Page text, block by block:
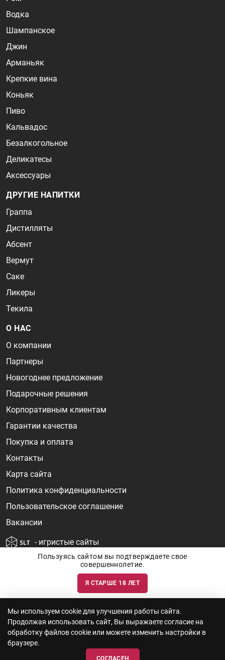
Водка
Шампанское
Джин
Арманьяк
Крепкие вина
Коньяк
Пиво
Кальвадос
Безалкогольное
Деликатесы
Аксессуары
ДРУГИЕ НАПИТКИ
Граппа
Дистилляты
Абсент
Вермут
Саке
Ликеры
Текила
О НАС
О компании
Партнеры
Новогоднее предложение
Подарочные решения
Корпоративным клиентам
Гарантии качества
Покупка и оплата
Контакты
Карта сайта
Политика конфиденциальности
Пользовательское соглашение
Вакансии
- игристые сайты
Информация о ценах и наличии товаров носит ознакомительный
характер и может быть не точной. Цены на импортные товары особенно
актуальности наличия товаров и цен вы так же можете уточнить по
телефону+7 (812) 715 06-66с 11-22 ежедневно.
ООО "Винум" ИНН 7814473915, Лицензия на торговлю алкоголем: №
серия 78АА №0012735, регистрационный номер 78РПА000752 от
12.10.2023 действует по 11.10.2028
Пользуясь сайтом вы подтверждаете свое
совершеннолетие.
Я СТАРШЕ 18 ЛЕТ
Мы используем cookie для улучшения работы сайта.
Продолжая использовать сайт, Вы выражаете согласие на
обработку файлов cookie или можете изменить настройки в
браузере.
СОГЛАСЕН